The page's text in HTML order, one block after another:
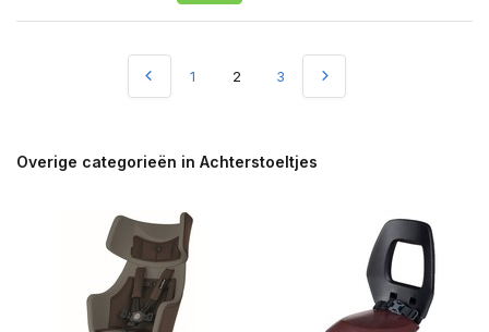
1 2 3
Overige categorieën in Achterstoeltjes